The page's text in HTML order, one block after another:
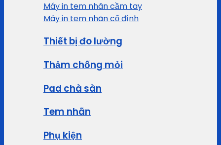
Máy in tem nhãn cầm tay
Máy in tem nhãn cố định
Thiết bị đo lường
Thảm chống mỏi
Pad chà sàn
Tem nhãn
Phụ kiện